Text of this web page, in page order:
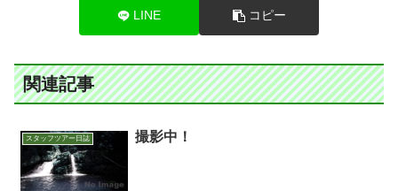
LINE コピー
関連記事
スタッフツアー日誌 撮影中！